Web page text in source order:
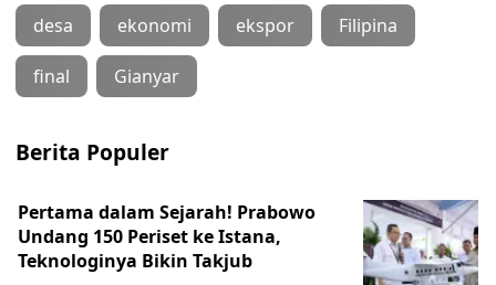
desa ekonomi ekspor Filipina
final Gianyar
Berita Populer
Pertama dalam Sejarah! Prabowo
Undang 150 Periset ke Istana,
Teknologinya Bikin Takjub